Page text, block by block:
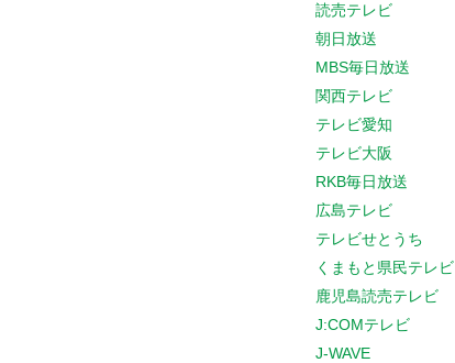
読売テレビ
朝日放送
MBS毎日放送
関西テレビ
テレビ愛知
テレビ大阪
RKB毎日放送
広島テレビ
テレビせとうち
くまもと県民テレビ
鹿児島読売テレビ
J:COMテレビ
J-WAVE